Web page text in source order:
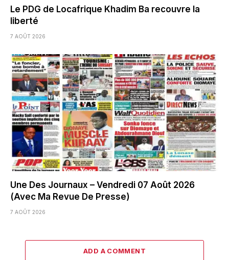
Le PDG de Locafrique Khadim Ba recouvre la
liberté
7 AOÛT 2026
Une Des Journaux – Vendredi 07 Août 2026
(Avec Ma Revue De Presse)
7 AOÛT 2026
ADD A COMMENT